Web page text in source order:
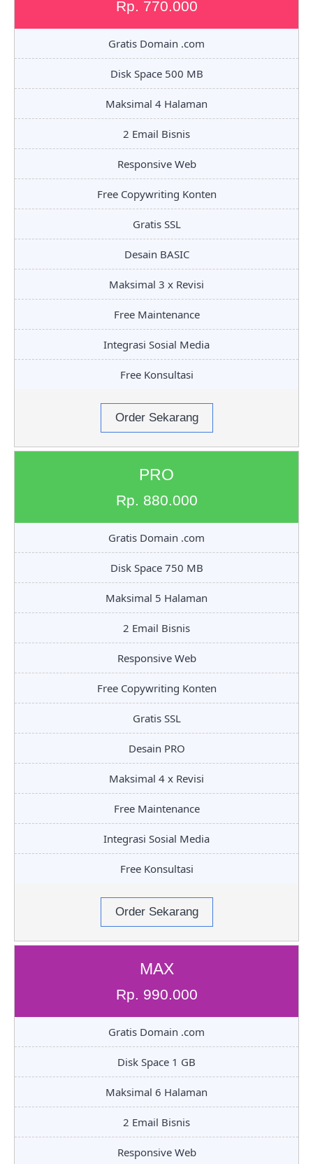
Rp. 770.000
Gratis Domain .com
Disk Space 500 MB
Maksimal 4 Halaman
2 Email Bisnis
Responsive Web
Free Copywriting Konten
Gratis SSL
Desain BASIC
Maksimal 3 x Revisi
Free Maintenance
Integrasi Sosial Media
Free Konsultasi
Order Sekarang
PRO
Rp. 880.000
Gratis Domain .com
Disk Space 750 MB
Maksimal 5 Halaman
2 Email Bisnis
Responsive Web
Free Copywriting Konten
Gratis SSL
Desain PRO
Maksimal 4 x Revisi
Free Maintenance
Integrasi Sosial Media
Free Konsultasi
Order Sekarang
MAX
Rp. 990.000
Gratis Domain .com
Disk Space 1 GB
Maksimal 6 Halaman
2 Email Bisnis
Responsive Web